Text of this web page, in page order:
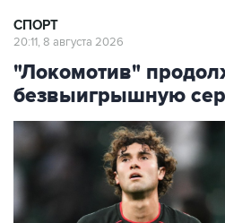
СПОРТ
20:11, 8 августа 2026
"Локомотив"
безвыигрышную